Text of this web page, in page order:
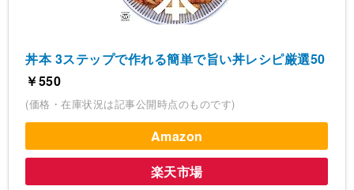
丼本 3ステップで作れる簡単で旨い丼レシピ厳選50
￥550
(価格・在庫状況は記事公開時点のものです)
Amazon
楽天市場